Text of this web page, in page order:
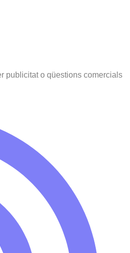
publicitat o qüestions comercials